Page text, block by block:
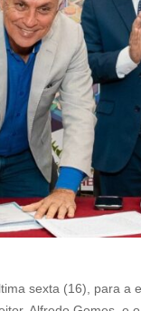
sexta (16), para a